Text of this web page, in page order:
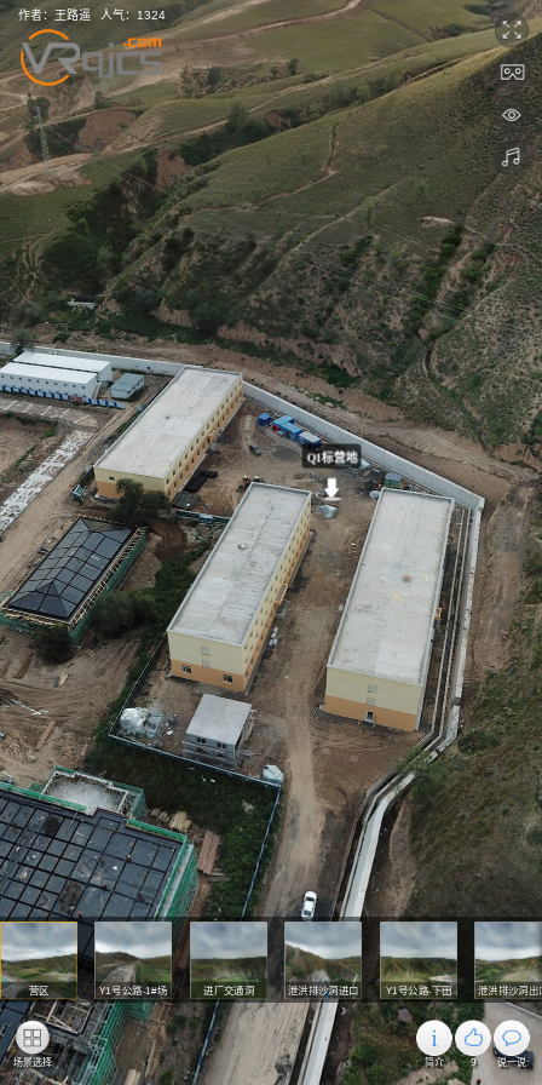
作者： 王路遥 人气： 1324
简介 9 说一说
场景选择
营区
Y1号公路-1#场
地至营区段
进厂交通洞 泄洪排沙洞进口
Y1号公路-下田
家营子至出口段
泄洪排沙洞出
Q1标营地